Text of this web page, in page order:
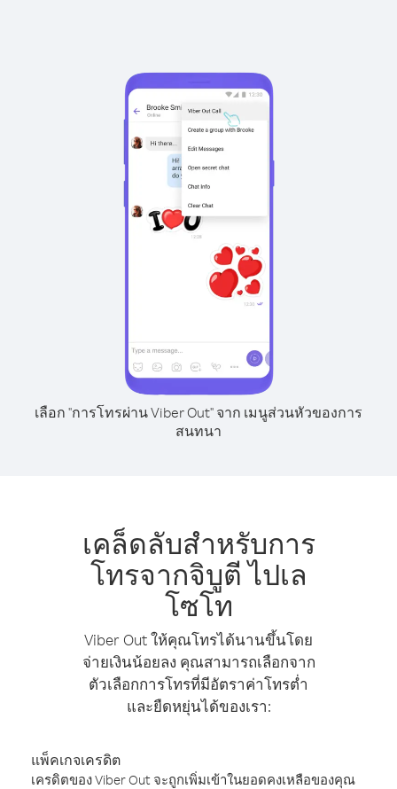
เลือก "การโทรผ่าน Viber Out" จาก เมนูส่วนหัวของการ
สนทนา
เคล็ดลับสำหรับการ
โทรจากจิบูตี ไปเล
โซโท
Viber Out ให้คุณโทรได้นานขึ้นโดย
จ่ายเงินน้อยลง คุณสามารถเลือกจาก
ตัวเลือกการโทรที่มีอัตราค่าโทรต่ำ
และยืดหยุ่นได้ของเรา:
แพ็คเกจเครดิต
เครดิตของ Viber Out จะถูกเพิ่มเข้าในยอดคงเหลือของคุณ